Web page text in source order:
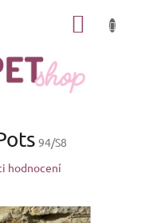
94/S8
hodnocení